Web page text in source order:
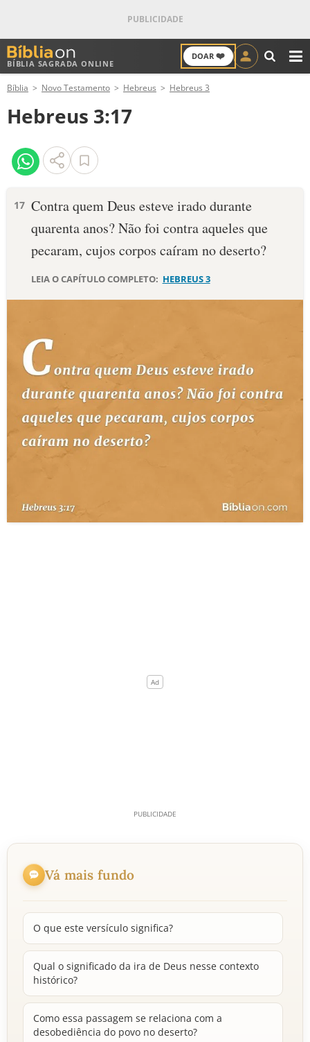
BÍBLIA SAGRADA ONLINE
DOAR ❤️
ANTIGO TESTAMENTO
NOVO TESTAMENTO
VERSÍCULOS
PALAVRA DO DIA
DEVOCIONAL DIÁRIO
10 MANDAMENTOS
ESTUDOS BÍBLICOS
ESBOÇOS DE PREGAÇÃO
TEMAS
TERMO BÍBLICO
Bíblia Novo Testamento Hebreus Hebreus 3
Hebreus 3:17
17 Contra quem Deus esteve irado durante
quarenta anos? Não foi contra aqueles que
pecaram, cujos corpos caíram no deserto?
LEIA O CAPÍTULO COMPLETO: HEBREUS 3
Vá mais fundo
O que este versículo significa?
Qual o significado da ira de Deus nesse contexto
histórico?
Como essa passagem se relaciona com a
desobediência do povo no deserto?